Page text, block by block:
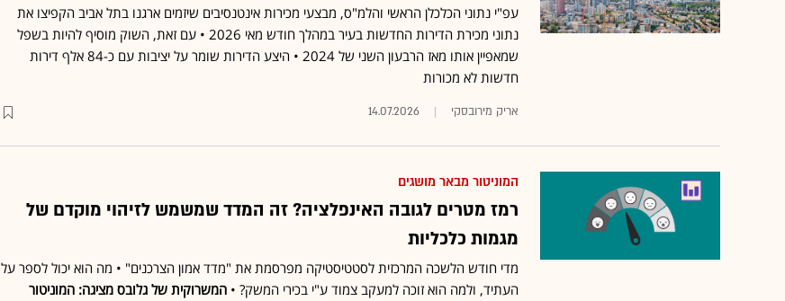
עפ"י נתוני הכלכלן הראשי והלמ"ס, מבצעי מכירות אינטנסיבים שיזמים ארגנו בתל אביב הקפיצו את
נתוני מכירת הדירות החדשות בעיר במהלך חודש מאי 2026 • עם זאת, השוק מוסיף להיות בשפל
שמאפיין אותו מאז הרבעון השני של 2024 • היצע הדירות שומר על יציבות עם כ-84 אלף דירות
חדשות לא מכורות
אריק מירובסקי 14.07.2026
המוניטור מבאר מושגים
רמז מטרים לגובה האינפלציה? זה המדד שמשמש לזיהוי מוקדם של
מגמות כלכליות
מדי חודש הלשכה המרכזית לסטטיסטיקה מפרסמת את "מדד אמון הצרכנים" • מה הוא יכול לספר על
העתיד, ולמה הוא זוכה למעקב צמוד ע"י בכירי המשק? • המשרוקית של גלובס מציגה: המוניטור